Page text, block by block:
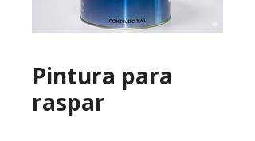
Pintura para
raspar